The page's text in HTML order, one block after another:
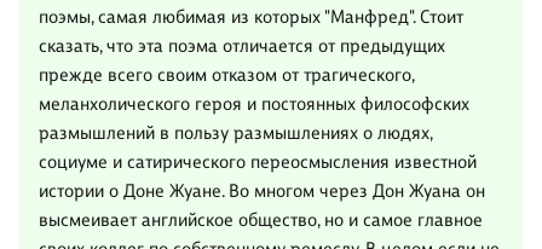
поэмы, самая любимая из которых "Манфред". Стоит
сказать, что эта поэма отличается от предыдущих
прежде всего своим отказом от трагического,
меланхолического героя и постоянных философских
размышлений в пользу размышлениях о людях,
социуме и сатирического переосмысления известной
истории о Доне Жуане. Во многом через Дон Жуана он
высмеивает английское общество, но и самое главное